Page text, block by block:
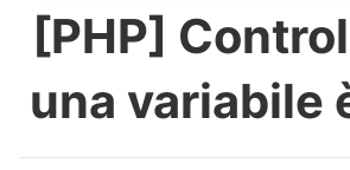
[PHP]
una variabile